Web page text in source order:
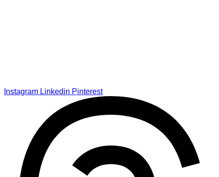
Instagram Linkedin Pinterest